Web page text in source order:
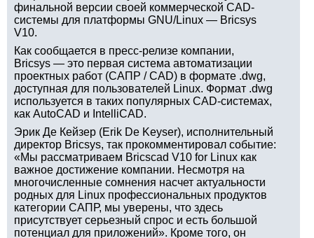
финальной версии своей коммерческой CAD-
системы для платформы GNU/Linux — Bricsys
V10.
Как сообщается в пресс-релизе компании,
Bricsys — это первая система автоматизации
проектных работ (САПР / CAD) в формате .dwg,
доступная для пользователей Linux. Формат .dwg
используется в таких популярных CAD-системах,
как AutoCAD и IntelliCAD.
Эрик Де Кейзер (Erik De Keyser), исполнительный
директор Bricsys, так прокомментировал событие:
«Мы рассматриваем Bricscad V10 for Linux как
важное достижение компании. Несмотря на
многочисленные сомнения насчет актуальности
родных для Linux профессиональных продуктов
категории САПР, мы уверены, что здесь
присутствует серьезный спрос и есть большой
потенциал для приложений». Кроме того, он